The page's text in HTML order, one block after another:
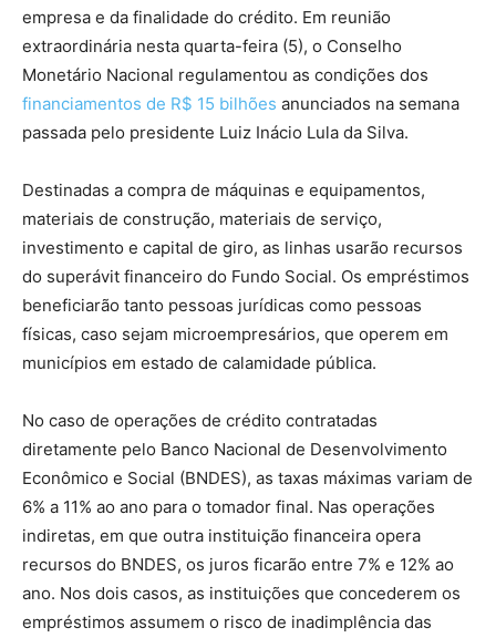
empresa e da finalidade do crédito. Em reunião
extraordinária nesta quarta-feira (5), o Conselho
Monetário Nacional regulamentou as condições dos
financiamentos de R$ 15 bilhões anunciados na semana
passada pelo presidente Luiz Inácio Lula da Silva.
Destinadas a compra de máquinas e equipamentos,
materiais de construção, materiais de serviço,
investimento e capital de giro, as linhas usarão recursos
do superávit financeiro do Fundo Social. Os empréstimos
beneficiarão tanto pessoas jurídicas como pessoas
físicas, caso sejam microempresários, que operem em
municípios em estado de calamidade pública.
No caso de operações de crédito contratadas
diretamente pelo Banco Nacional de Desenvolvimento
Econômico e Social (BNDES), as taxas máximas variam de
6% a 11% ao ano para o tomador final. Nas operações
indiretas, em que outra instituição financeira opera
recursos do BNDES, os juros ficarão entre 7% e 12% ao
ano. Nos dois casos, as instituições que concederem os
empréstimos assumem o risco de inadimplência das